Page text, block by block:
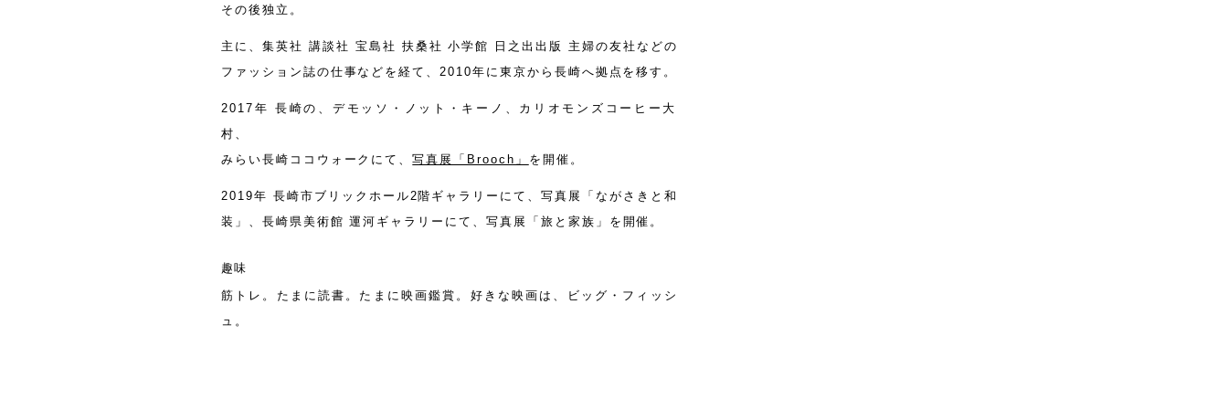
その後独立。
主に、集英社 講談社 宝島社 扶桑社 小学館 日之出出版 主婦の友社などの
ファッション誌の仕事などを経て、2010年に東京から長崎へ拠点を移す。
2017年 長崎の、デモッソ・ノット・キーノ、カリオモンズコーヒー大
村、
みらい長崎ココウォークにて、写真展「Brooch」 を開催。
2019年 長崎市ブリックホール2階ギャラリーにて、写真展「ながさきと和
装」、長崎県美術館 運河ギャラリーにて、写真展「旅と家族」を開催。
趣味
筋トレ。たまに読書。たまに映画鑑賞。好きな映画は、ビッグ・フィッシ
ュ。